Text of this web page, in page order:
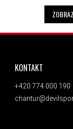
ZÁPATÍ
KONTAKT
+420 774 000 190